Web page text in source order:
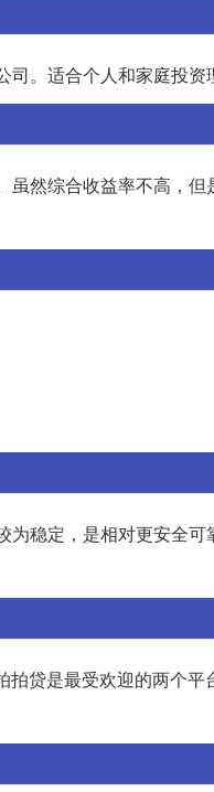
。适合个人和家庭投资
然综合收益率不高，但
为稳定，是相对更安全可
贷是最受欢迎的两个平